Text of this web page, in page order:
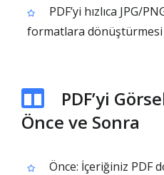
PDF’yi hızlıca JPG/
formatlara
PDF’yi
Önce ve Sonra
Önce: İçeriğiniz PDF